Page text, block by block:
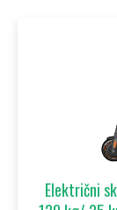
Električni